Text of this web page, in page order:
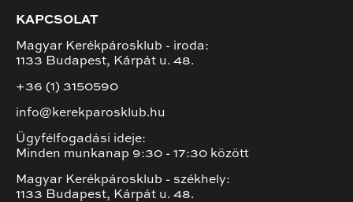
KAPCSOLAT
Magyar Kerékpárosklub - iroda:
1133 Budapest, Kárpát u. 48.
+36 (1) 3150590
info@kerekparosklub.hu
Ügyfélfogadási ideje:
Minden munkanap 9:30 - 17:30 között
Magyar Kerékpárosklub - székhely:
1133 Budapest, Kárpát u. 48.